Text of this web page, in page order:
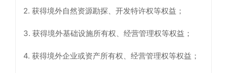
2. 获得境外自然资源勘探、开发特许权等权益；
3. 获得境外基础设施所有权、经营管理权等权益；
4. 获得境外企业或资产所有权、经营管理权等权益；